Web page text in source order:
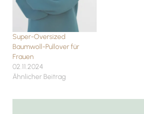
Super-Oversized
Baumwoll-Pullover für
Frauen
02.11.2024
Ähnlicher Beitrag